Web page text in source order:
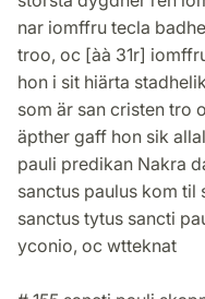
nar iomffru tecla
troo, oc [àà 31r]
hon i sit hiärta
som är san cristen tro
äpther gaff hon sik
pauli predikan Nakra
sanctus paulus kom til
sanctus tytus sancti
yconio, oc wtteknat